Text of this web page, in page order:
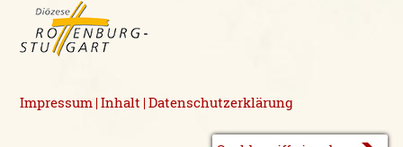
Impressum |Inhalt |Datenschutzerklärung